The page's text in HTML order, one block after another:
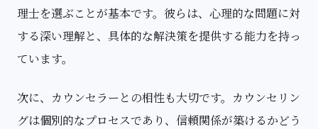
理士を選ぶことが基本です。彼らは、心理的な問題に対
する深い理解と、具体的な解決策を提供する能力を持っ
ています。
次に、カウンセラーとの相性も大切です。カウンセリン
グは個別的なプロセスであり、信頼関係が築けるかどう